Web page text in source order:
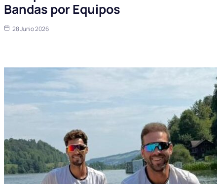
Bandas por Equipos
28 Junio 2026